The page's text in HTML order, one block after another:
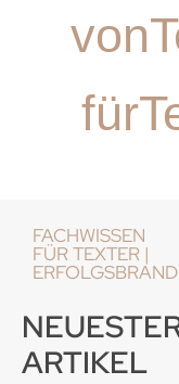
FACHWISSEN
FÜR TEXTER |
ARTIKEL